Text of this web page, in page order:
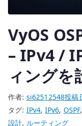
VyOS
– IPv4 /
ィングを
作者: si62512548投稿
タグ: IPv4, IPv6, OSPF,
設計, ルーティング